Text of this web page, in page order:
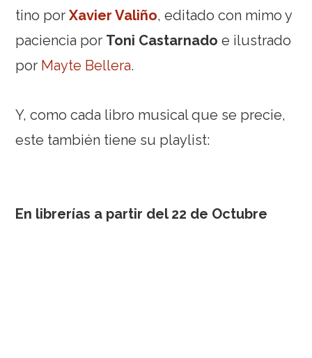
tino porXavier Valiño, editado con mimo y
paciencia por Toni Castarnado e ilustrado
por Mayte Bellera.
Y, como cada libro musical que se precie,
este también tiene su playlist:
En librerías a partir del 22 de Octubre